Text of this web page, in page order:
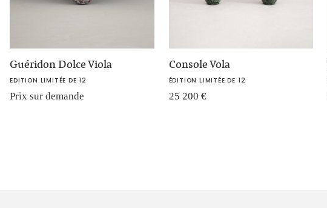
Guéridon Dolce Viola
EDITION LIMITÉE DE 12
Prix sur demande
Console Vola
ÉDITION LIMITÉE DE 12
25 200 €